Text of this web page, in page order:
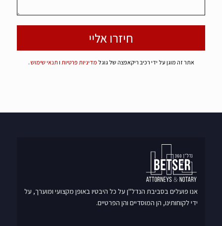
אתר זה מוגן על ידי רכיב ריקאפצה של גוגל מדיניות פרטיות ו תנאי שימוש .
אנו פועלים בסביבת הנדל"ן על כל היבטיו באופן מקצועי ומוערך, על
ידי לקוחותינו, הן המוסדיים והן הפרטיים.